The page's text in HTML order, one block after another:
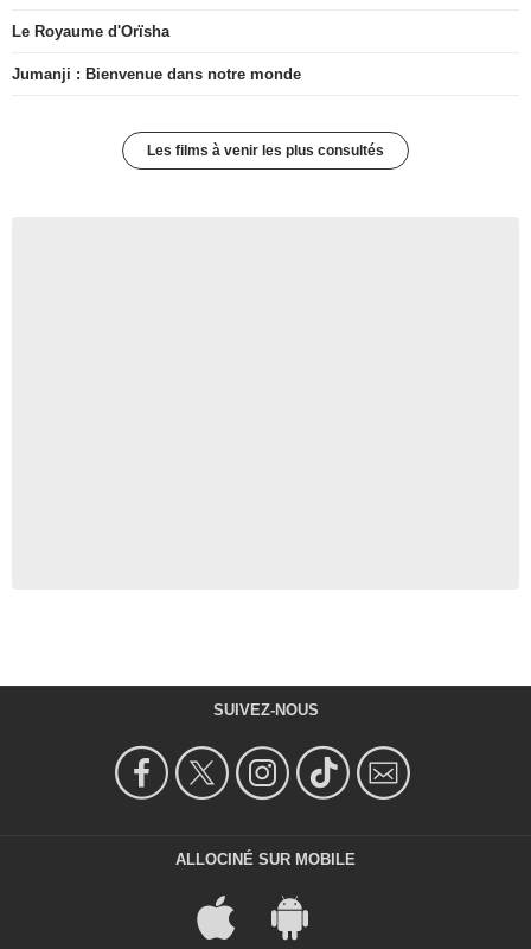
Le Royaume d'Orïsha
Jumanji : Bienvenue dans notre monde
Les films à venir les plus consultés
SUIVEZ-NOUS
ALLOCINÉ SUR MOBILE